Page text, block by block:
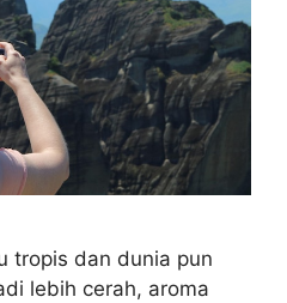
tropis dan dunia pun
lebih cerah, aroma